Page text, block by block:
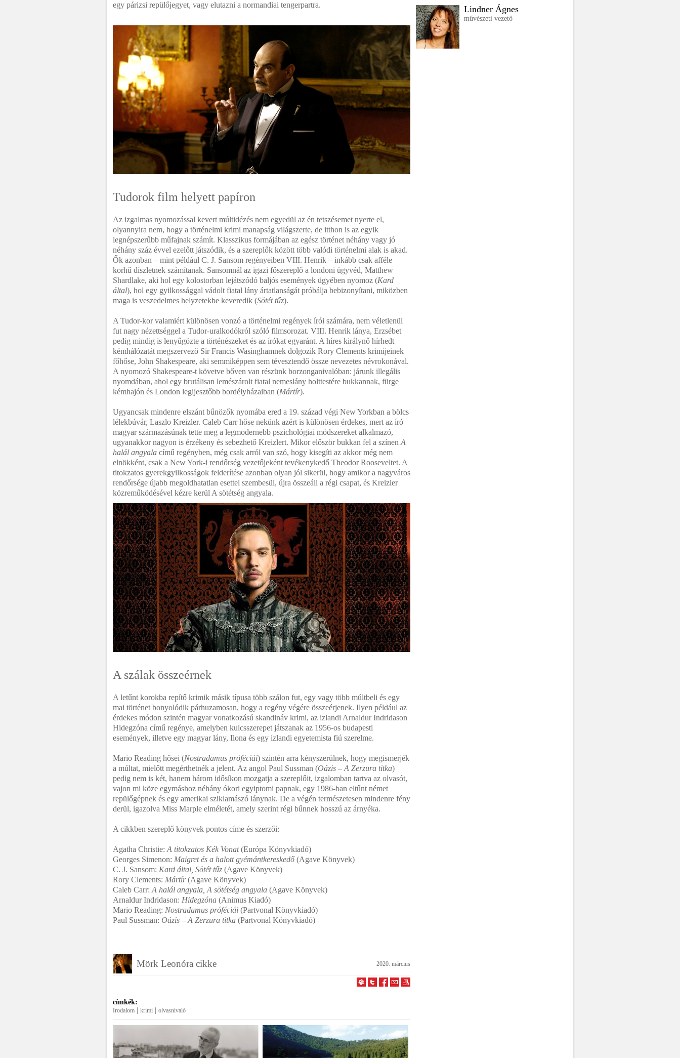
egy párizsi repülőjegyet, vagy elutazni a normandiai tengerpartra.
Tudorok film helyett papíron
Az izgalmas nyomozással kevert múltidézés nem egyedül az én tetszésemet nyerte el,
olyannyira nem, hogy a történelmi krimi manapság világszerte, de itthon is az egyik
legnépszerűbb műfajnak számít. Klasszikus formájában az egész történet néhány vagy jó
néhány száz évvel ezelőtt játszódik, és a szereplők között több valódi történelmi alak is akad.
Ők azonban – mint például C. J. Sansom regényeiben VIII. Henrik – inkább csak afféle
korhű díszletnek számítanak. Sansomnál az igazi főszereplő a londoni ügyvéd, Matthew
Shardlake, aki hol egy kolostorban lejátszódó baljós események ügyében nyomoz (Kard
által), hol egy gyilkossággal vádolt fiatal lány ártatlanságát próbálja bebizonyítani, miközben
maga is veszedelmes helyzetekbe keveredik (Sötét tűz).
A Tudor-kor valamiért különösen vonzó a történelmi regények írói számára, nem véletlenül
fut nagy nézettséggel a Tudor-uralkodókról szóló filmsorozat. VIII. Henrik lánya, Erzsébet
pedig mindig is lenyűgözte a történészeket és az írókat egyaránt. A híres királynő hírhedt
kémhálózatát megszervező Sir Francis Wasinghamnek dolgozik Rory Clements krimijeinek
főhőse, John Shakespeare, aki semmiképpen sem tévesztendő össze nevezetes névrokonával.
A nyomozó Shakespeare-t követve bőven van részünk borzonganivalóban: járunk illegális
nyomdában, ahol egy brutálisan lemészárolt fiatal nemeslány holttestére bukkannak, fürge
kémhajón és London legijesztőbb bordélyházaiban (Mártír).
Ugyancsak mindenre elszánt bűnözők nyomába ered a 19. század végi New Yorkban a bölcs
lélekbúvár, Laszlo Kreizler. Caleb Carr hőse nekünk azért is különösen érdekes, mert az író
magyar származásúnak tette meg a legmodernebb pszichológiai módszereket alkalmazó,
ugyanakkor nagyon is érzékeny és sebezhető Kreizlert. Mikor először bukkan fel a színen A
halál angyala című regényben, még csak arról van szó, hogy kisegíti az akkor még nem
elnökként, csak a New York-i rendőrség vezetőjeként tevékenykedő Theodor Rooseveltet. A
titokzatos gyerekgyilkosságok felderítése azonban olyan jól sikerül, hogy amikor a nagyváros
rendőrsége újabb megoldhatatlan esettel szembesül, újra összeáll a régi csapat, és Kreizler
közreműködésével kézre kerül A sötétség angyala.
A szálak összeérnek
A letűnt korokba repítő krimik másik típusa több szálon fut, egy vagy több múltbeli és egy
mai történet bonyolódik párhuzamosan, hogy a regény végére összeérjenek. Ilyen például az
érdekes módon szintén magyar vonatkozású skandináv krimi, az izlandi Arnaldur Indridason
Hidegzóna című regénye, amelyben kulcsszerepet játszanak az 1956-os budapesti
események, illetve egy magyar lány, Ilona és egy izlandi egyetemista fiú szerelme.
Mario Reading hősei (Nostradamus próféciái) szintén arra kényszerülnek, hogy megismerjék
a múltat, mielőtt megérthetnék a jelent. Az angol Paul Sussman (Oázis – A Zerzura titka)
pedig nem is két, hanem három idősíkon mozgatja a szereplőit, izgalomban tartva az olvasót,
vajon mi köze egymáshoz néhány ókori egyiptomi papnak, egy 1986-ban eltűnt német
repülőgépnek és egy amerikai sziklamászó lánynak. De a végén természetesen mindenre fény
derül, igazolva Miss Marple elméletét, amely szerint régi bűnnek hosszú az árnyéka.
A cikkben szereplő könyvek pontos címe és szerzői:
Agatha Christie: A titokzatos Kék Vonat(Európa Könyvkiadó)
Georges Simenon: Maigret és a halott gyémántkereskedő(Agave Könyvek)
C. J. Sansom: Kard által, Sötét tűz (Agave Könyvek)
Rory Clements: Mártír(Agave Könyvek)
Caleb Carr: A halál angyala, A sötétség angyala (Agave Könyvek)
Arnaldur Indridason: Hidegzóna (Animus Kiadó)
Mario Reading: Nostradamus próféciái (Partvonal Könyvkiadó)
Paul Sussman: Oázis – A Zerzura titka (Partvonal Könyvkiadó)
Mörk Leonóra cikke 2020. március
címkék:
Irodalom krimi olvasnivaló
Lindner Ágnes
művészeti vezető